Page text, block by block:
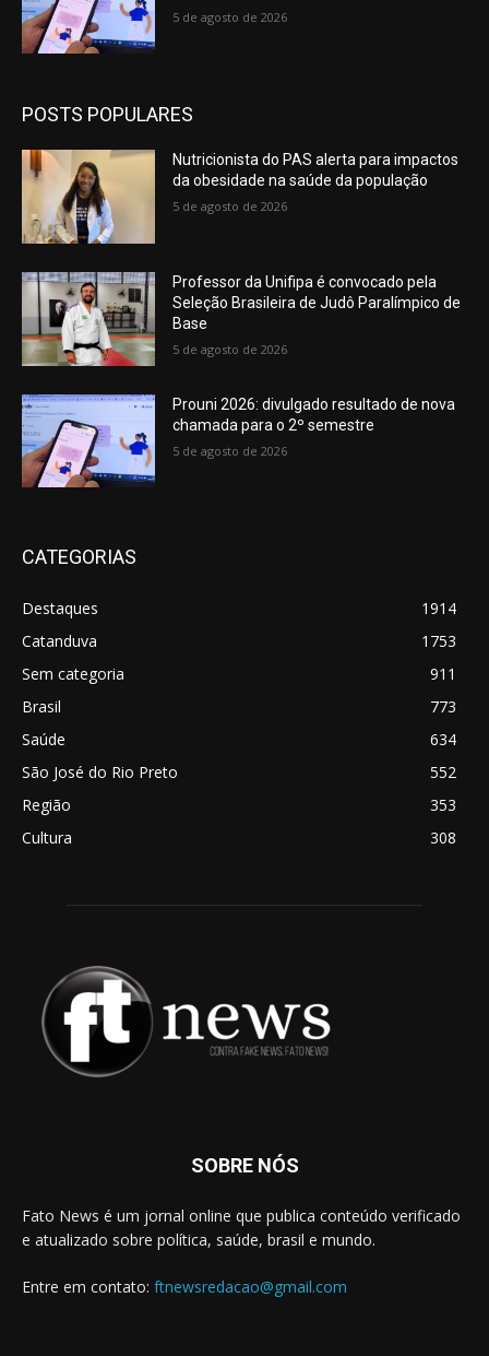
5 de agosto de 2026
POSTS POPULARES
Nutricionista do PAS alerta para impactos
da obesidade na saúde da população
5 de agosto de 2026
Professor da Unifipa é convocado pela
Seleção Brasileira de Judô Paralímpico de
Base
5 de agosto de 2026
Prouni 2026: divulgado resultado de nova
chamada para o 2º semestre
5 de agosto de 2026
CATEGORIAS
Destaques
1914
Catanduva
1753
Sem categoria
911
Brasil
773
Saúde
634
São José do Rio Preto
552
Região
353
Cultura
308
SOBRE NÓS
Fato News é um jornal online que publica conteúdo verificado
e atualizado sobre política, saúde, brasil e mundo.
Entre em contato: ftnewsredacao@gmail.com